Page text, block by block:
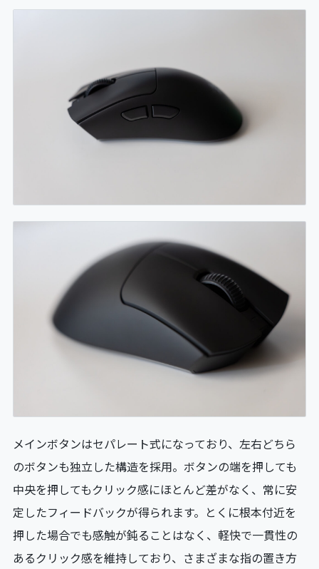
メインボタンはセパレート式になっており、左右どちら
のボタンも独立した構造を採用。ボタンの端を押しても
中央を押してもクリック感にほとんど差がなく、常に安
定したフィードバックが得られます。とくに根本付近を
押した場合でも感触が鈍ることはなく、軽快で一貫性の
あるクリック感を維持しており、さまざまな指の置き方